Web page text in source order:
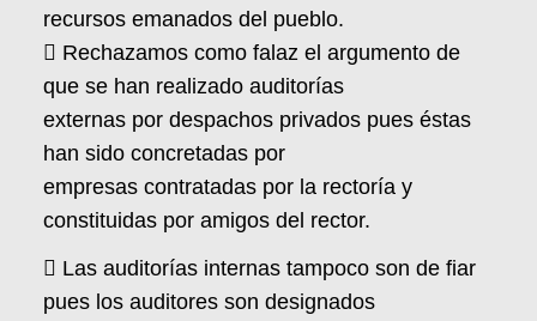
recursos emanados del pueblo.
 Rechazamos como falaz el argumento de
que se han realizado auditorías
externas por despachos privados pues éstas
han sido concretadas por
empresas contratadas por la rectoría y
constituidas por amigos del rector.
 Las auditorías internas tampoco son de fiar
pues los auditores son designados